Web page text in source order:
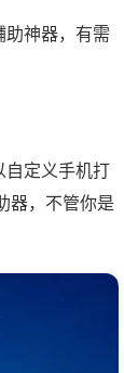
助神器，有需
自定义手机打
器，不管你是